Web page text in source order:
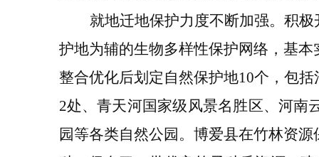
就地迁地保护力度不断加强。 积极
护地为辅的生物多样性保护网络，基
整合优化后划定自然保护地10个，包括
2处、青天河国家级风景名胜区、 河南
园等各类自然公园。 博爱县在竹林资